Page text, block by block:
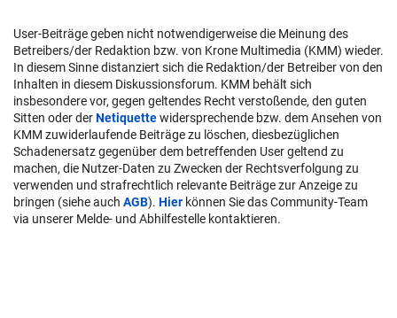
User-Beiträge geben nicht notwendigerweise die Meinung des
Betreibers/der Redaktion bzw. von Krone Multimedia (KMM) wieder.
In diesem Sinne distanziert sich die Redaktion/der Betreiber von den
Inhalten in diesem Diskussionsforum. KMM behält sich
insbesondere vor, gegen geltendes Recht verstoßende, den guten
Sitten oder derNetiquettewidersprechende bzw. dem Ansehen von
KMM zuwiderlaufende Beiträge zu löschen, diesbezüglichen
Schadenersatz gegenüber dem betreffenden User geltend zu
machen, die Nutzer-Daten zu Zwecken der Rechtsverfolgung zu
verwenden und strafrechtlich relevante Beiträge zur Anzeige zu
bringen (siehe auch AGB). Hier können Sie das Community-Team
via unserer Melde- und Abhilfestelle kontaktieren.